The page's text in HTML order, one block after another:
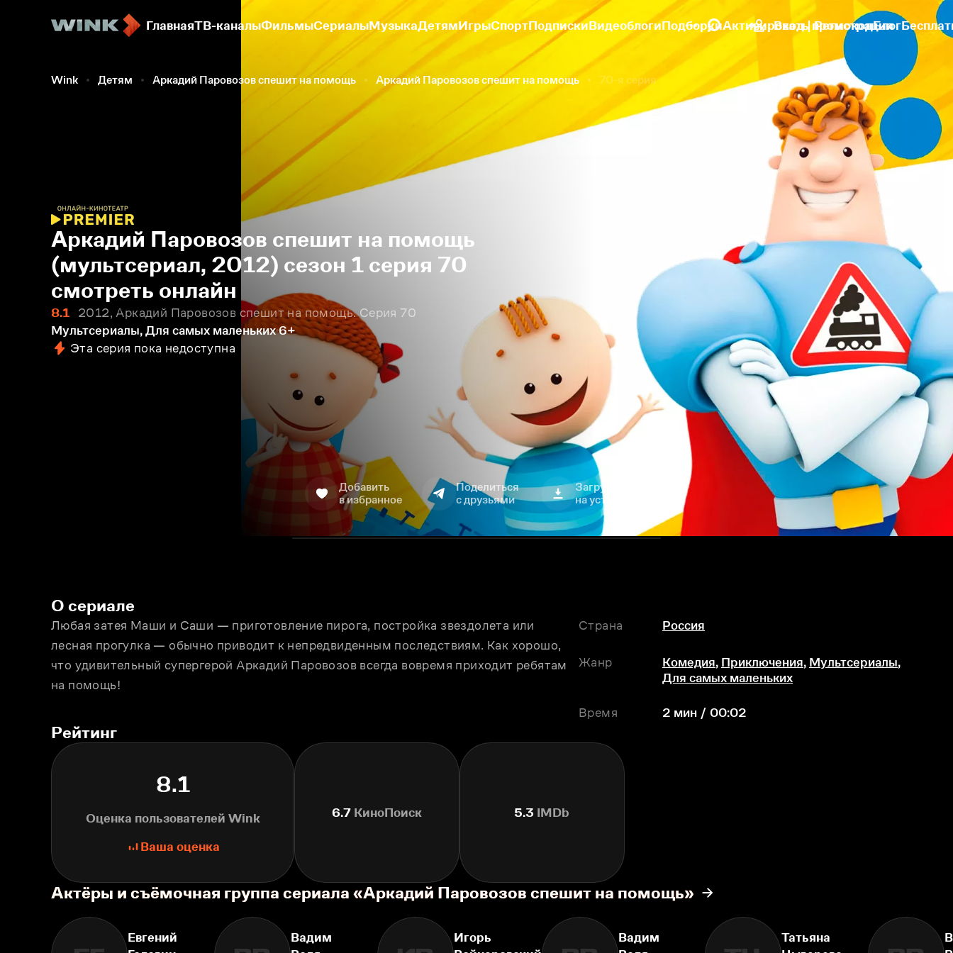
ГлавнаяТВ-каналыФильмыСериалыМузыкаДетямИгрыСпортПодпискиВидеоблогиПодборкиАктивировать промокодБлог
Вход | Регистрация
Wink Детям Аркадий Паровозов спешит на помощь Аркадий Паровозов спешит на помощь 70-я серия
Аркадий Паровозов спешит на помощь
(мультсериал, 2012) сезон 1 серия 70
смотреть онлайн
8.1
2012, Аркадий Паровозов спешит на помощь. Серия 70
Мультсериалы, Для самых маленьких 6+
Эта серия пока недоступна
Добавить
в избранное
Поделиться
с друзьями
Загрузить
на устройство
О сериале
Любая затея Маши и Саши — приготовление пирога, постройка звездолета или
лесная прогулка — обычно приводит к непредвиденным последствиям. Как хорошо,
что удивительный супергерой Аркадий Паровозов всегда вовремя приходит ребятам
на помощь!
Страна Россия
Жанр Комедия, Приключения, Мультсериалы,
Для самых маленьких
Время 2 мин / 00:02
Рейтинг
8.1
Оценка пользователей Wink
Ваша оценка
6.7 КиноПоиск 5.3 IMDb
Актёры и съёмочная группа сериала «Аркадий Паровозов спешит на помощь»
Евгений
Вадим
Игорь
Вадим
Татьяна